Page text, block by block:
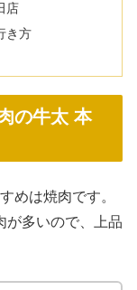
店
き方
の牛太 本
めは焼肉です。
が多いので、上品